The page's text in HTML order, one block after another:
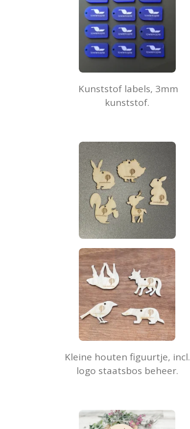
Kunststof labels, 3mm
kunststof.
Kleine houten figuurtje, incl.
logo staatsbos beheer.